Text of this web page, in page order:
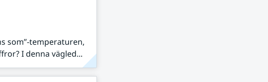
som”-temperaturen,
I denna vägled...